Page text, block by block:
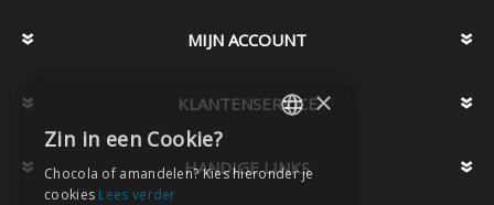
MIJN ACCOUNT
KLANTENSERVICE
HANDIGE LINKS
DUTCH
×
Zin in een Cookie?
Chocola of amandelen? Kies hieronder je
cookies Lees verder